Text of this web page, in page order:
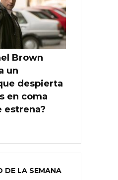
Brown
un
despierta
en coma
estrena?
DE LA SEMANA